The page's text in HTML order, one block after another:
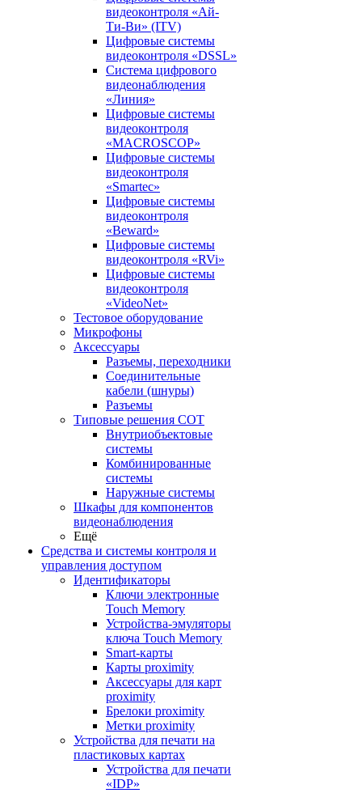
видеоконтроля «Ай-
Ти-Ви» (ITV)
Цифровые системы
видеоконтроля «DSSL»
Система цифрового
видеонаблюдения
«Линия»
Цифровые системы
видеоконтроля
«MACROSCOP»
Цифровые системы
видеоконтроля
«Smartec»
Цифровые системы
видеоконтроля
«Beward»
Цифровые системы
видеоконтроля «RVi»
Цифровые системы
видеоконтроля
«VideoNet»
Тестовое оборудование
Микрофоны
Аксессуары
Разъемы, переходники
Соединительные
кабели (шнуры)
Разъемы
Типовые решения СОТ
Внутриобъектовые
системы
Комбинированные
системы
Наружные системы
Шкафы для компонентов
видеонаблюдения
Ещё
Средства и системы контроля и
управления доступом
Идентификаторы
Ключи электронные
Touch Memory
Устройства-эмуляторы
ключа Touch Memory
Smart-карты
Карты proximity
Аксессуары для карт
proximitу
Брелоки proximity
Метки proximity
Устройства для печати на
пластиковых картах
Устройства для печати
«IDP»